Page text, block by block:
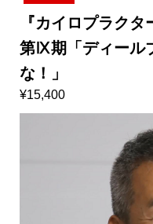
『カイロプラク
第Ⅸ期「ディール
な！」
¥15,400